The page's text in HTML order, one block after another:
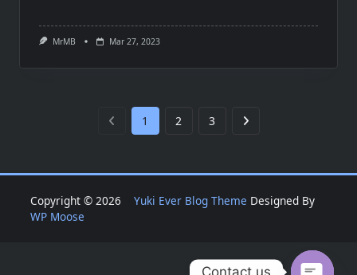
MrMB Mar 27, 2023
1 2 3
Copyright © 2026 Yuki Ever Blog Theme Designed By
WP Moose
Contact us